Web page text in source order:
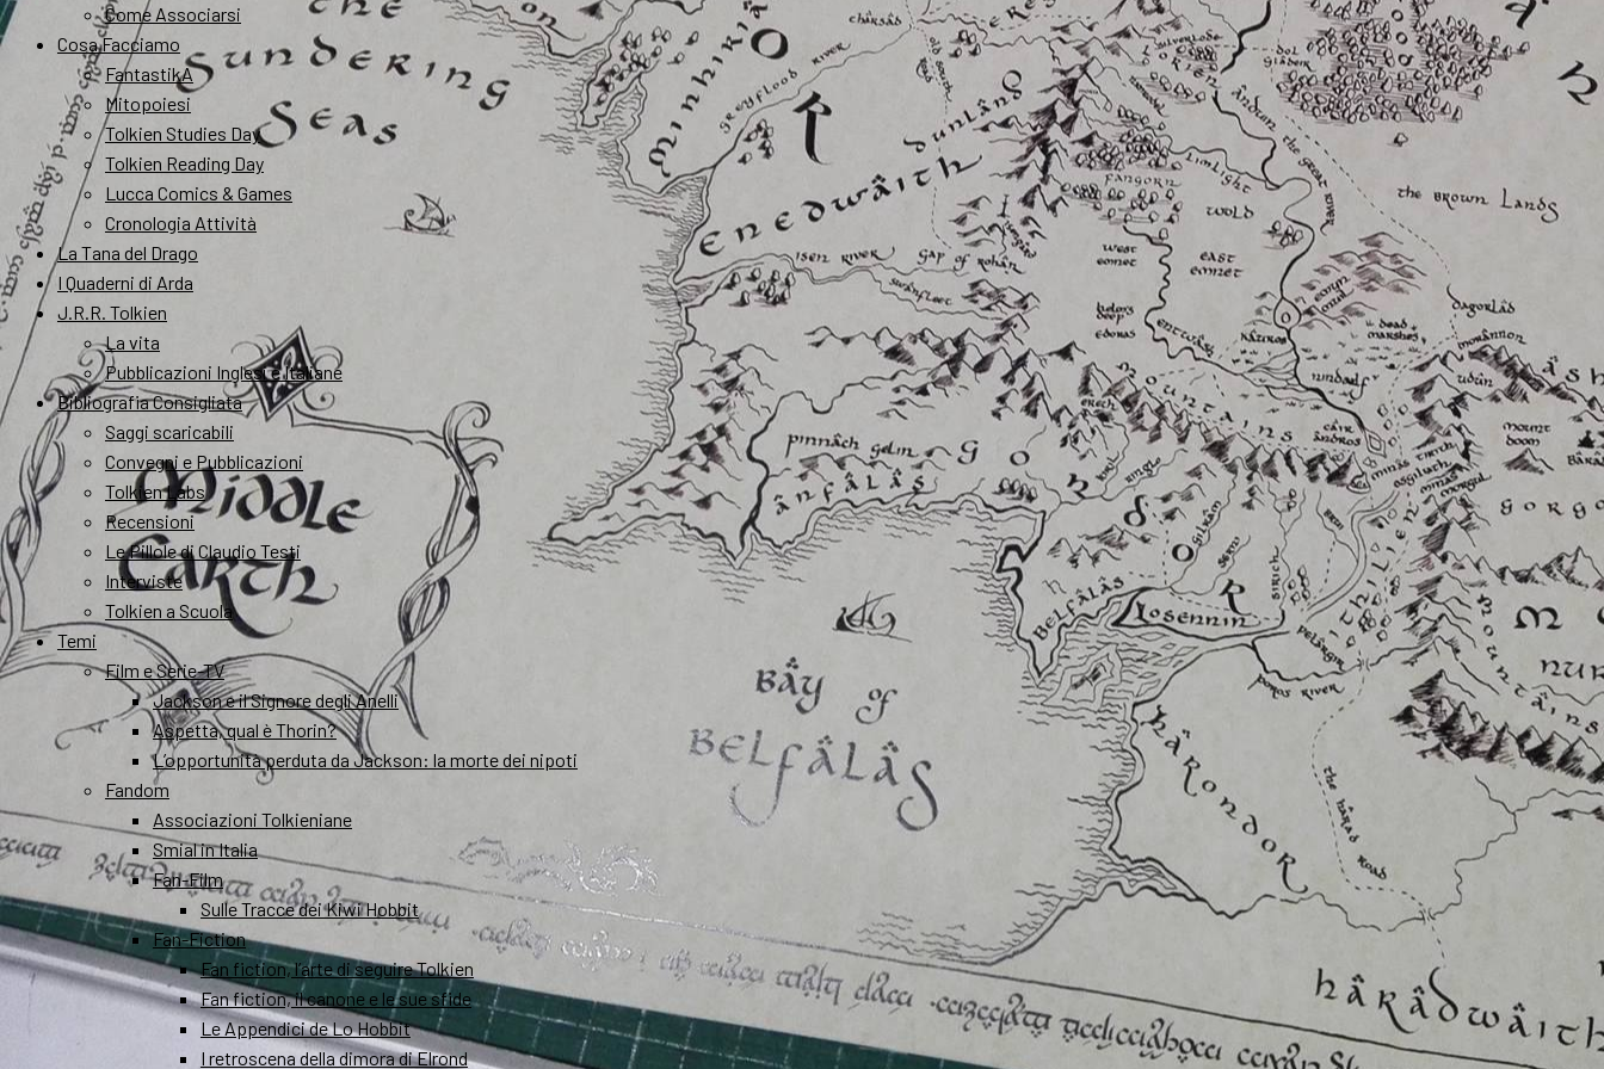
Come Associarsi
Cosa Facciamo
FantastikA
Mitopoiesi
Tolkien Studies Day
Tolkien Reading Day
Lucca Comics & Games
Cronologia Attività
La Tana del Drago
I Quaderni di Arda
J.R.R. Tolkien
La vita
Pubblicazioni Inglesi e Italiane
Bibliografia Consigliata
Saggi scaricabili
Convegni e Pubblicazioni
Tolkien Labs
Recensioni
Le Pillole di Claudio Testi
Interviste
Tolkien a Scuola
Temi
Film e Serie-TV
Jackson e il Signore degli Anelli
Aspetta, qual è Thorin?
L’opportunità perduta da Jackson: la morte dei nipoti
Fandom
Associazioni Tolkieniane
Smial in Italia
Fan-Film
Sulle Tracce dei Kiwi Hobbit
Fan-Fiction
Fan fiction, l’arte di seguire Tolkien
Fan fiction, il canone e le sue sfide
Le Appendici de Lo Hobbit
I retroscena della dimora di Elrond